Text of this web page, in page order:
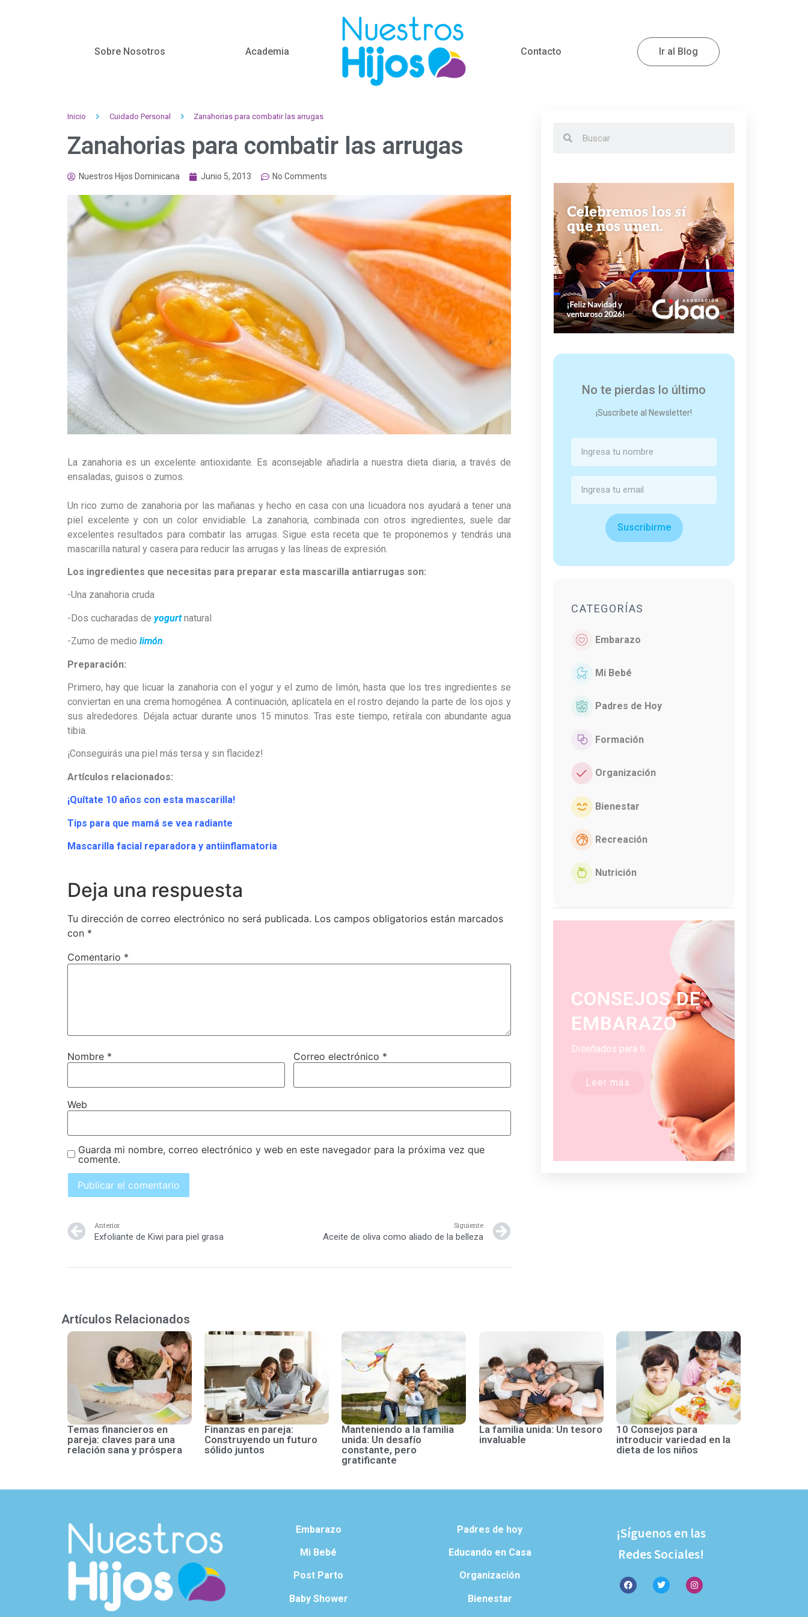
Sobre Nosotros Academia Contacto Ir al Blog
Inicio Cuidado Personal Zanahorias para combatir las arrugas
Zanahorias para combatir las arrugas
Nuestros Hijos Dominicana Junio 5, 2013 No Comments
La zanahoria es un excelente antioxidante. Es aconsejable añadirla a nuestra dieta diaria, a través de
ensaladas, guisos o zumos.
Un rico zumo de zanahoria por las mañanas y hecho en casa con una licuadora nos ayudará a tener una
piel excelente y con un color envidiable. La zanahoria, combinada con otros ingredientes, suele dar
excelentes resultados para combatir las arrugas. Sigue esta receta que te proponemos y tendrás una
mascarilla natural y casera para reducir las arrugas y las líneas de expresión.
Los ingredientes que necesitas para preparar esta mascarilla antiarrugas son:
-Una zanahoria cruda
-Dos cucharadas de yogurtnatural
-Zumo de medio limón.
Preparación:
Primero, hay que licuar la zanahoria con el yogur y el zumo de limón, hasta que los tres ingredientes se
conviertan en una crema homogénea. A continuación, aplícatela en el rostro dejando la parte de los ojos y
sus alrededores. Déjala actuar durante unos 15 minutos. Tras este tiempo, retírala con abundante agua
tibia.
¡Conseguirás una piel más tersa y sin flacidez!
Artículos relacionados:
¡Quítate 10 años con esta mascarilla!
Tips para que ‪‎mamá‬ se vea radiante
Mascarilla facial reparadora y antiinflamatoria
Deja una respuesta
Tu dirección de correo electrónico no será publicada. Los campos obligatorios están marcados
con *
Comentario *
Nombre * Correo electrónico *
Web
Guarda mi nombre, correo electrónico y web en este navegador para la próxima vez que
comente.
Anterior
Exfoliante de Kiwi para piel grasa
Siguiente
Aceite de oliva como aliado de la belleza
No te pierdas lo último
¡Suscríbete al Newsletter!
Suscribirme
CATEGORÍAS
Embarazo
Mi Bebé
Padres de Hoy
Formación
Organización
Bienestar
Recreación
Nutrición
CONSEJOS DE
EMBARAZO
Diseñados para ti
Leer más
Artículos Relacionados
Temas financieros en
pareja: claves para una
relación sana y próspera
Finanzas en pareja:
Construyendo un futuro
sólido juntos
Manteniendo a la familia
unida: Un desafío
constante, pero
gratificante
La familia unida: Un tesoro
invaluable
10 Consejos para
introducir variedad en la
dieta de los niños
Embarazo
Mi Bebé
Post Parto
Baby Shower
Padres de hoy
Educando en Casa
Organización
Bienestar
¡Síguenos en las
Redes Sociales!